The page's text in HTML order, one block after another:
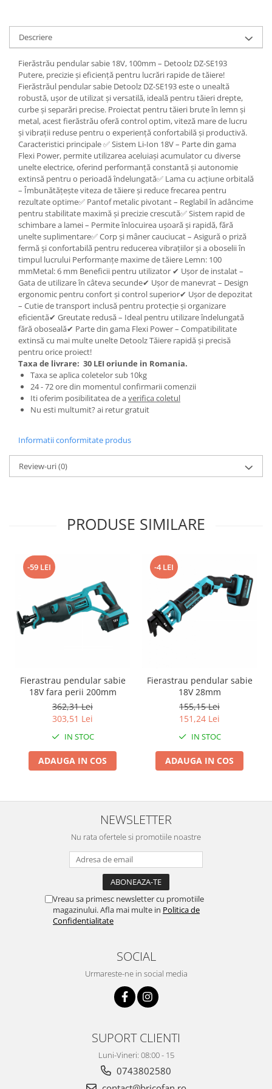
Incubatoare, oparitoare si
deplumatoare
Echipamente pentru animale
Aparate de tuns animale
Piese si accesorii aparate de tuns
animale
Tarcuri animale
Semanatori
Masini batut stalpi si accesorii
Roabe & accesorii
Casute gradina si cutii depozitare
Mobilier gradina
Corturi, Prelate si plase de
umbrire
Lopeti zapada
Zdrobitoare si teascuri
Teascuri
Zdrobitoare electrice
Zdrobitoare electrice & manuale
Zdrobitoare manuale
Masini de cusut si accesorii
Articole antidaunatori gradina
Sere si solarii
Unelte altoit
Unelte manuale de gradina -
Stropitori
Masini batut stalpi
Pentru Casa si Camping
Aragaze, plite, piese butelii de
voiaj
Accesorii aragaze & butelii
Butelii
Gratare
Iluminat & electrice
Prelungitoare & cabluri electrice
Corpuri de iluminat
Proiectoare & lampi de lucru
Aparate de spalat cu presiune si
Aparate de spalat cu presiune
Articole si accesorii pentru baie
Descriere
Fierăstrău pendular sabie 18V, 100mm – Detoolz DZ-SE193
Putere, precizie și eficiență pentru lucrări rapide de tăiere!
Fierăstrăul pendular sabie Detoolz DZ-SE193 este o unealtă
robustă, ușor de utilizat și versatilă, ideală pentru tăieri drepte,
curbe și separări precise. Proiectat pentru tăieri brute în lemn și
metal, acest fierăstrău oferă control optim, viteză mare de lucru
și vibrații reduse pentru o experiență confortabilă și productivă.
Caracteristici principale ✅ Sistem Li-Ion 18V – Parte din gama
Flexi Power, permite utilizarea aceluiași acumulator cu diverse
unelte electrice, oferind performanță constantă și autonomie
extinsă pentru o perioadă îndelungată✅ Lama cu acțiune orbitală
– Îmbunătățește viteza de tăiere și reduce frecarea pentru
rezultate optime✅ Pantof metalic pivotant – Reglabil în adâncime
pentru stabilitate maximă și precizie crescută✅ Sistem rapid de
schimbare a lamei – Permite înlocuirea ușoară și rapidă, fără
unelte suplimentare✅ Corp și mâner cauciucat – Asigură o priză
fermă și confortabilă pentru reducerea vibrațiilor și a oboselii în
timpul lucrului Performanțe maxime de tăiere Lemn: 100
mmMetal: 6 mm Beneficii pentru utilizator ✔ Ușor de instalat –
Gata de utilizare în câteva secunde✔ Ușor de manevrat – Design
ergonomic pentru confort și control superior✔ Ușor de depozitat
– Cutie de transport inclusă pentru protecție și organizare
eficientă✔ Greutate redusă – Ideal pentru utilizare îndelungată
fără oboseală✔ Parte din gama Flexi Power – Compatibilitate
extinsă cu mai multe unelte Detoolz Tăiere rapidă și precisă
pentru orice proiect!
Taxa de livrare: 30 LEI oriunde in Romania.
Taxa se aplica coletelor sub 10kg
24 - 72 ore din momentul confirmarii comenzii
Iti oferim posibilitatea de averifica coletul
Nu esti multumit? ai retur gratuit
Informatii conformitate produs
Review-uri(0)
PRODUSE SIMILARE
-59 LEI
Fierastrau pendular sabie
18V fara perii 200mm
362,31 Lei
303,51 Lei
IN STOC
ADAUGA IN COS
-4 LEI
Fierastrau pendular sabie
18V 28mm
155,15 Lei
151,24 Lei
IN STOC
ADAUGA IN COS
NEWSLETTER
Nu rata ofertele si promotiile noastre
Vreau sa primesc newsletter cu promotiile
magazinului. Afla mai multe in Politica de
Confidentialitate
SOCIAL
Urmareste-ne in social media
SUPORT CLIENTI
Luni-Vineri: 08:00 - 15
0743802580